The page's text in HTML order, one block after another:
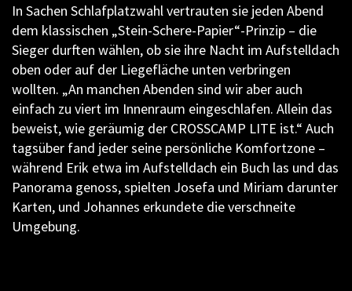
In Sachen Schlafplatzwahl vertrauten sie jeden Abend
dem klassischen „Stein-Schere-Papier“-Prinzip – die
Sieger durften wählen, ob sie ihre Nacht im Aufstelldach
oben oder auf der Liegefläche unten verbringen
wollten. „An manchen Abenden sind wir aber auch
einfach zu viert im Innenraum eingeschlafen. Allein das
beweist, wie geräumig der CROSSCAMP LITE ist.“ Auch
tagsüber fand jeder seine persönliche Komfortzone –
während Erik etwa im Aufstelldach ein Buch las und das
Panorama genoss, spielten Josefa und Miriam darunter
Karten, und Johannes erkundete die verschneite
Umgebung.